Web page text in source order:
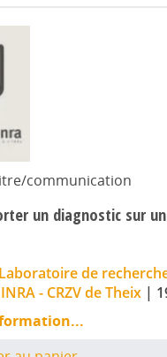
communication
un diagnostic sur
Laboratoire de
- CRZV de Theix |